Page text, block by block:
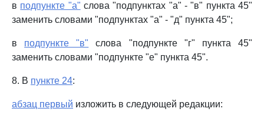
в подпункте "а" слова "подпунктах "а" - "в" пункта 45"
заменить словами "подпунктах "а" - "д" пункта 45";
в подпункте "в" слова "подпункте "г" пункта 45"
заменить словами "подпункте "е" пункта 45".
8. В пункте 24:
абзац первый изложить в следующей редакции: